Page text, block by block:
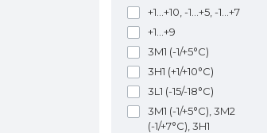
+1...+10, -1...+5, -1...+7
+1...+9
3M1 (-1/+5°C)
3H1 (+1/+10°C)
3L1 (-15/-18°C)
3M1 (-1/+5°C), 3M2
(-1/+7°C), 3H1